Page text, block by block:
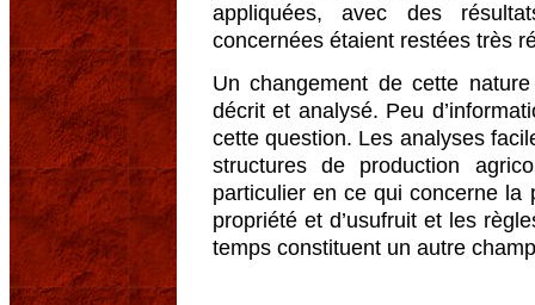
appliquées, avec des
concernées étaient restées très
Un changement de cette
décrit et analysé. Peu
cette question. Les analyses
structures de production
particulier en ce qui concerne la
propriété et d’usufruit et les
temps constituent un autre